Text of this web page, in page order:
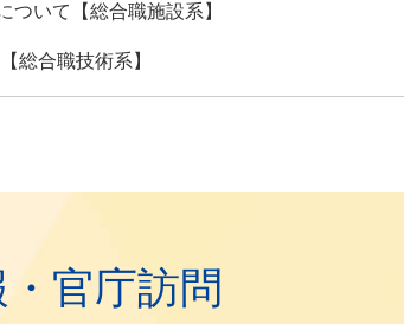
いて【総合職施設系】
総合職技術系】
官庁訪問